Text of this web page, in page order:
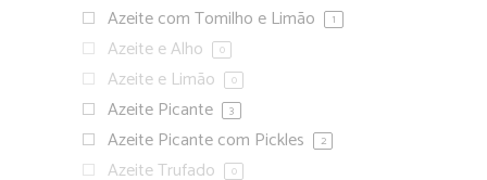
Azeite com Tomilho e Limão 1
Azeite e Alho 0
Azeite e Limão 0
Azeite Picante 3
Azeite Picante com Pickles 2
Azeite Trufado 0